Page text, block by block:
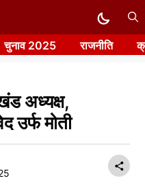
चुनाव 2025 राजनीति
अध्यक्ष,
उर्फ मोती